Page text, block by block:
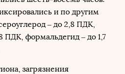
и по другим
– до 2,8 ПДК,
ПДК, формальдегид – до 1,7
загрязнения